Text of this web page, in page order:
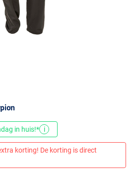
in huis!* i
korting! De korting is direct